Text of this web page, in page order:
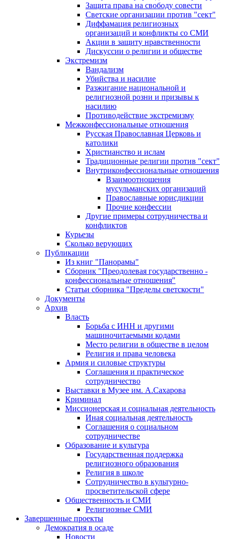
Защита права на свободу совести
Светские организации против "сект"
Диффамация религиозных
организаций и конфликты со СМИ
Акции в защиту нравственности
Дискуссии о религии и обществе
Экстремизм
Вандализм
Убийства и насилие
Разжигание национальной и
религиозной розни и призывы к
насилию
Противодействие экстремизму
Межконфессиональные отношения
Русская Православная Церковь и
католики
Христианство и ислам
Традиционные религии против "сект"
Внутриконфессиональные отношения
Взаимоотношения
мусульманских организаций
Православные юрисдикции
Прочие конфессии
Другие примеры сотрудничества и
конфликтов
Курьезы
Сколько верующих
Публикации
Из книг "Панорамы"
Сборник "Преодолевая государственно -
конфессиональные отношения"
Статьи сборника "Пределы светскости"
Документы
Архив
Власть
Борьба с ИНН и другими
машиночитаемыми кодами
Место религии в обществе в целом
Религия и права человека
Армия и силовые структуры
Соглашения и практическое
сотрудничество
Выставки в Музее им. А.Сахарова
Криминал
Миссионерская и социальная деятельность
Иная социальная деятельность
Соглашения о социальном
сотрудничестве
Образование и культура
Государственная поддержка
религиозного образования
Религия в школе
Сотрудничество в культурно-
просветительской сфере
Общественность и СМИ
Религиозные СМИ
Завершенные проекты
Демократия в осаде
Новости